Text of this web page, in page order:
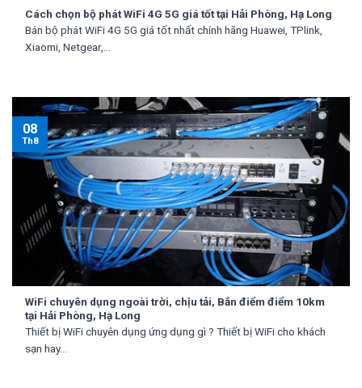
Cách chọn bộ phát WiFi 4G 5G giá tốt tại Hải Phòng, Hạ Long
Bán bộ phát WiFi 4G 5G giá tốt nhất chính hãng Huawei, TPlink,
Xiaomi, Netgear,...
WiFi chuyên dụng ngoài trời, chịu tải, Bắn điểm điểm 10km
tại Hải Phòng, Hạ Long
Thiết bị WiFi chuyên dụng ứng dụng gì ? Thiết bị WiFi cho khách
sạn hay...
08
Th8